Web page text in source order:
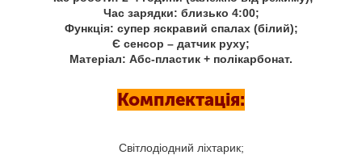
Час зарядки: близько 4:00;
Функція: супер яскравий спалах (білий);
Є сенсор – датчик руху;
Матеріал: Абс-пластик + полікарбонат.
Комплектація:
Світлодіодний ліхтарик;